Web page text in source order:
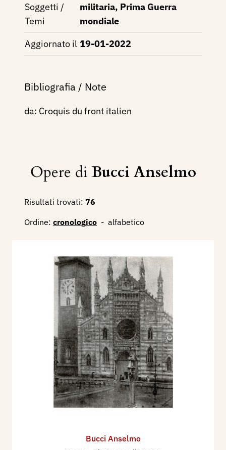
Soggetti /
Temi
militaria, Prima Guerra
mondiale
Aggiornato il 19-01-2022
Bibliografia / Note
da: Croquis du front italien
Opere diBucci Anselmo
Risultati trovati: 76
Ordine: cronologico - alfabetico
Bucci Anselmo